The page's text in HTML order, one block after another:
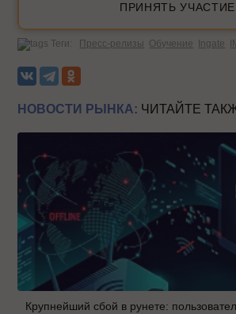
ПРИНЯТЬ УЧАСТИЕ
Теги: Пресс-релизы Обучение Ingate
НОВОСТИ РЫНКА: ЧИТАЙТЕ
Крупнейший сбой в рунете: